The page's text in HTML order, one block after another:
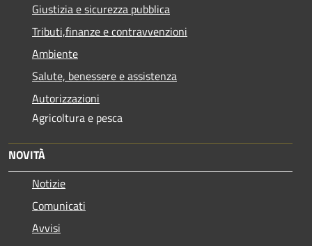
Giustizia e sicurezza pubblica
Tributi,finanze e contravvenzioni
Ambiente
Salute, benessere e assistenza
Autorizzazioni
Agricoltura e pesca
NOVITÀ
Notizie
Comunicati
Avvisi